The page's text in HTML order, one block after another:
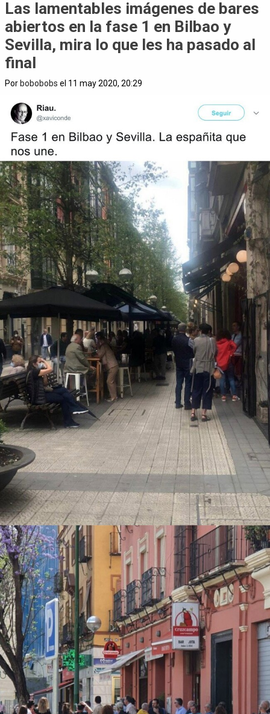
Las lamentables imágenes de bares
abiertos en la fase 1 en Bilbao y
Sevilla, mira lo que les ha pasado al
final
Por bobobobs el 11 may 2020, 20:29